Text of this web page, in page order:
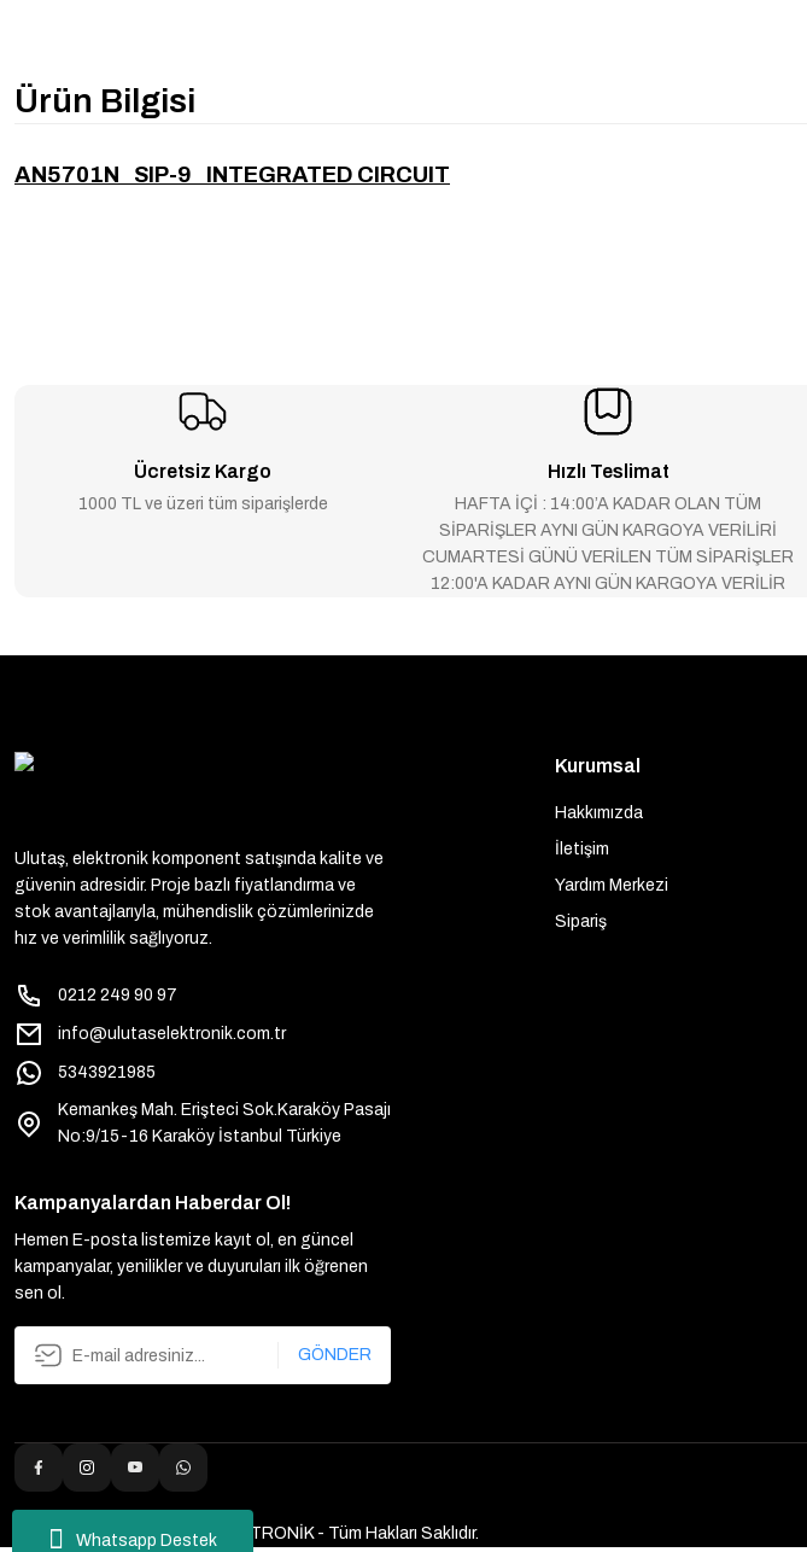
Whatsapp Destek
Ürün Bilgisi
AN5701N SIP-9 INTEGRATED CIRCUIT
Ücretsiz Kargo
1000 TL ve üzeri tüm siparişlerde
Hızlı Teslimat
HAFTA İÇİ : 14:00’A KADAR OLAN TÜM
SİPARİŞLER AYNI GÜN KARGOYA VERİLİRİ
CUMARTESİ GÜNÜ VERİLEN TÜM SİPARİŞLER
12:00'A KADAR AYNI GÜN KARGOYA VERİLİR
Ulutaş, elektronik komponent satışında kalite ve
güvenin adresidir. Proje bazlı fiyatlandırma ve
stok avantajlarıyla, mühendislik çözümlerinizde
hız ve verimlilik sağlıyoruz.
0212 249 90 97
info@ulutaselektronik.com.tr
5343921985
Kemankeş Mah. Erişteci Sok.Karaköy Pasajı
No:9/15-16 Karaköy İstanbul Türkiye
Kurumsal
Hakkımızda
İletişim
Yardım Merkezi
Sipariş
Kampanyalardan Haberdar Ol!
Hemen E-posta listemize kayıt ol, en güncel
kampanyalar, yenilikler ve duyuruları ilk öğrenen
sen ol.
GÖNDER
2025 Copyright ULUTAŞ ELEKTRONİK - Tüm Hakları Saklıdır.